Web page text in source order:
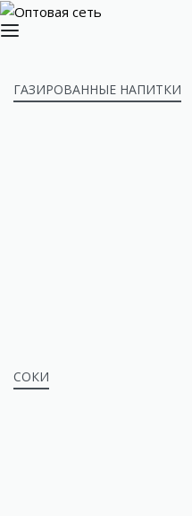
ГАЗИРОВАННЫЕ НАПИТКИ
СОКИ